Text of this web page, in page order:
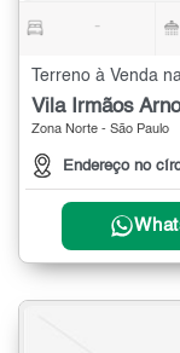
-
Terreno à Venda
Vila Irmãos
Zona Norte - São Paulo
Endereço no